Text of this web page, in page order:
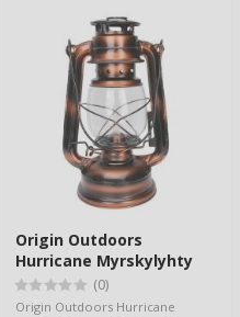
Origin Outdoors
Hurricane Myrskylyhty
(0)
Origin Outdoors Hurricane